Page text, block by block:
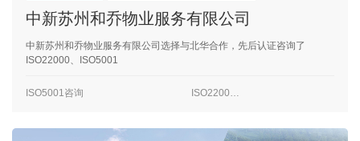
中新苏州和乔物业服务有限公司
中新苏州和乔物业服务有限公司选择与北华合作，先后认证咨询了
ISO22000、ISO5001
ISO5001咨询